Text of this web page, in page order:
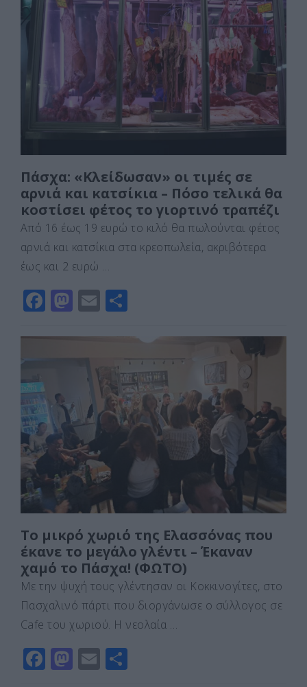
e
o
k
o
d
o
n
l α
σ
τε
ίτ
ε
Πάσχα: «Κλείδωσαν» οι τιμές σε
αρνιά και κατσίκια – Πόσο τελικά θα
κοστίσει φέτος το γιορτινό τραπέζι
Από 16 έως 19 ευρώ το κιλό θα πωλούνται φέτος
αρνιά και κατσίκια στα κρεοπωλεία, ακριβότερα
έως και 2 ευρώ …
F
c
b
o
o
k
M
st
o
o
n
E
ai ρ
α
σ
τε
ίτ
ε
Το μικρό χωριό της Ελασσόνας που
έκανε το μεγάλο γλέντι – Έκαναν
χαμό το Πάσχα! (ΦΩΤΟ)
Με την ψυχή τους γλέντησαν οι Κοκκινογίτες, στο
Πασχαλινό πάρτι που διοργάνωσε ο σύλλογος σε
Cafe του χωριού. Η νεολαία …
F M E